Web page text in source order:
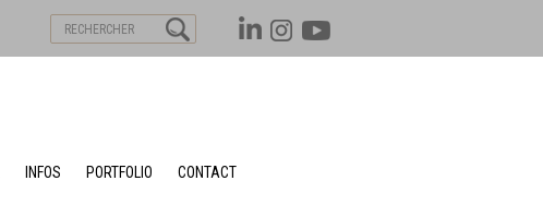
INFOS PORTFOLIO CONTACT